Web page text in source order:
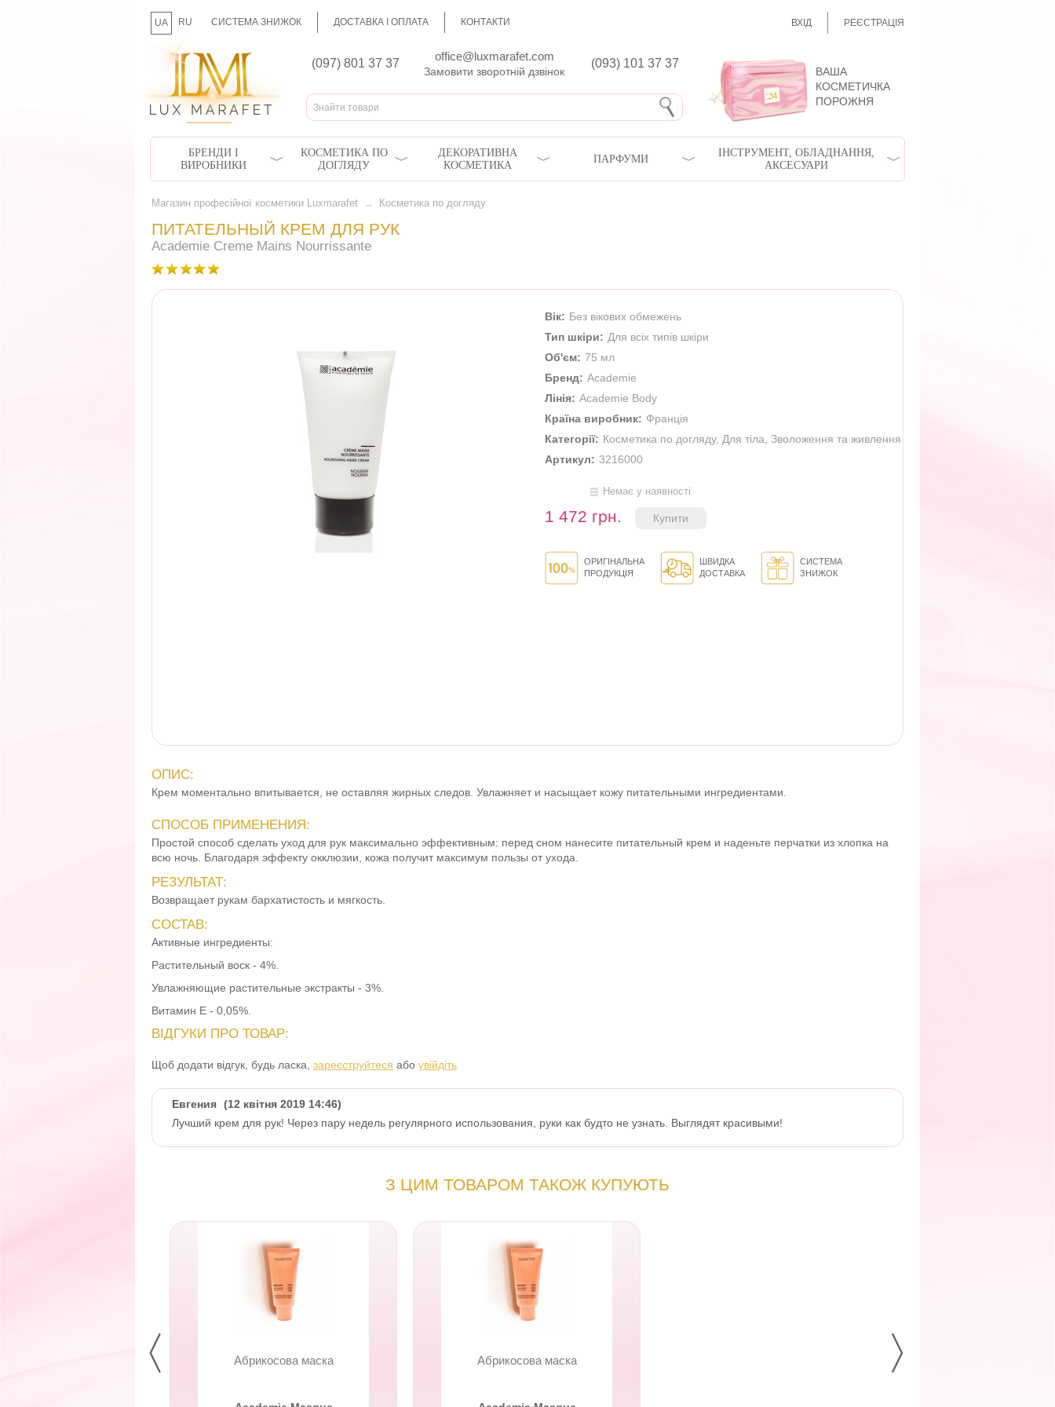
UA RU СИСТЕМА ЗНИЖОК ДОСТАВКА І ОПЛАТА КОНТАКТИ ВХІД РЕЄСТРАЦІЯ
(097) 801 37 37
office@luxmarafet.com
(093) 101 37 37
Замовити зворотній дзвінок
ВАША
КОСМЕТИЧКА
ПОРОЖНЯ
БРЕНДИ І
ВИРОБНИКИ
КОСМЕТИКА ПО
ДОГЛЯДУ
ДЕКОРАТИВНА
КОСМЕТИКА
ПАРФУМИ
ІНСТРУМЕНТ, ОБЛАДНАННЯ,
АКСЕСУАРИ
Магазин професійної косметики Luxmarafet → Косметика по догляду
ПИТАТЕЛЬНЫЙ КРЕМ ДЛЯ РУК
Academie Creme Mains Nourrissante
Вік: Без вікових обмежень
Тип шкіри: Для всіх типів шкіри
Об'єм: 75 мл
Бренд: Academie
Лінія: Academie Body
Країна виробник: Франція
Категорії: Косметика по догляду, Для тіла
Зволоження та живлення
Артикул: 3216000
Немає у наявності
1 472 грн.
ОРИГІНАЛЬНА
ПРОДУКЦІЯ
ШВИДКА
ДОСТАВКА
СИСТЕМА
ЗНИЖОК
ОПИС:
Крем моментально впитывается, не оставляя жирных следов. Увлажняет и насыщает кожу питательными ингредиентами.
СПОСОБ ПРИМЕНЕНИЯ:
Простой способ сделать уход для рук максимально эффективным: перед сном нанесите питательный крем и наденьте перчатки из хлопка на
всю ночь. Благодаря эффекту окклюзии, кожа получит максимум пользы от ухода.
РЕЗУЛЬТАТ:
Возвращает рукам бархатистость и мягкость.
СОСТАВ:
Активные ингредиенты:
Растительный воск - 4%.
Увлажняющие растительные экстракты - 3%.
Витамин Е - 0,05%.
ВІДГУКИ ПРО ТОВАР:
Щоб додати відгук, будь ласка, зареєструйтеся або увійдіть
Евгения (12 квітня 2019 14:46)
Лучший крем для рук! Через пару недель регулярного использования, руки как будто не узнать. Выглядят красивыми!
З ЦИМ ТОВАРОМ ТАКОЖ КУПУЮТЬ
Абрикосова маска Абрикосова маска